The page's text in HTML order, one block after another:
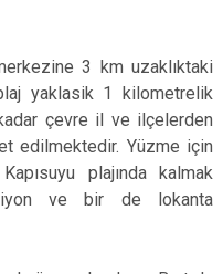
3 km uzaklıktaki
yaklasik 1 kilometrelik
çevre il ve ilçelerden
edilmektedir. Yüzme için
plajında kalmak
ve bir de lokanta